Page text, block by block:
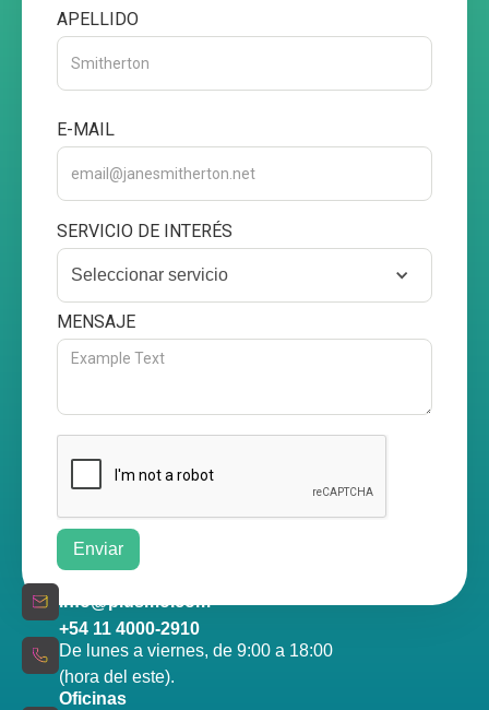
APELLIDO
E-MAIL
SERVICIO DE INTERÉS
Seleccionar servicio
MENSAJE
info@plusmo.com
+54 11 4000-2910
De lunes a viernes, de 9:00 a 18:00
(hora del este).
Oficinas